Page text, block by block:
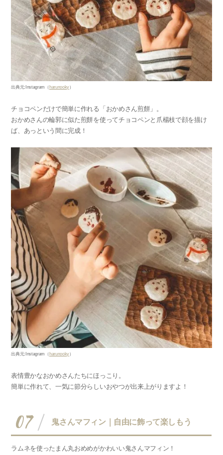
出典元:Instagram （ harunooky）
チョコペンだけで簡単に作れる「おかめさん煎餅」。
おかめさんの輪郭に似た煎餅を使ってチョコペンと爪楊枝で顔を描け
ば、あっという間に完成！
出典元:Instagram （ harunooky）
表情豊かなおかめさんたちにほっこり。
簡単に作れて、一気に節分らしいおやつが出来上がりますよ！
07 鬼さんマフィン｜自由に飾って楽しもう
ラムネを使ったまん丸おめめがかわいい鬼さんマフィン！